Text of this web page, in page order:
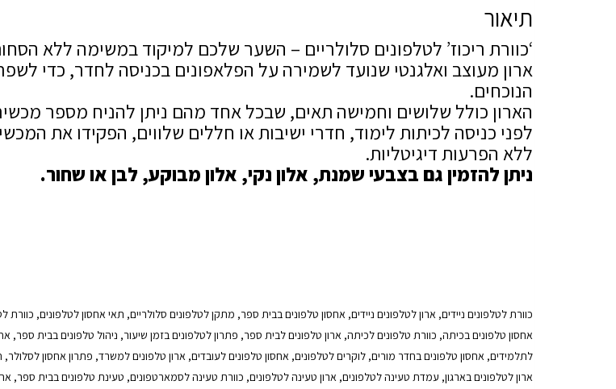
תיאור
‘כוורת ריכוז’ לטלפונים סלולריים – השער שלכם למיקוד במשימה ללא
ארון מעוצב ואלגנטי שנועד לשמירה על הפלאפונים בכניסה לחדר, כדי
הנוכחים.
הארון כולל שלושים וחמישה תאים, שבכל אחד מהם ניתן להניח מספר
לפני כניסה לכיתות לימוד, חדרי ישיבות או חללים שלווים, הפקידו את
ללא הפרעות דיגיטליות.
ניתן להזמין גם בצבעי שמנת, אלון נקי, אלון מבוקע, לבן או שחור.
כוורת לטלפונים ניידים, ארון לטלפונים ניידים, אחסון טלפונים בבית ספר, מתקן לטלפונים סלולריים, תאי אחסון לטלפונים,
אחסון טלפונים בכיתה, כוורת טלפונים לכיתה, ארון טלפונים לבית ספר, פתרון לטלפונים בזמן שיעור, ניהול טלפונים בבית ספר,
לתלמידים, אחסון טלפונים בחדר מורים, לוקרים לטלפונים, אחסון טלפונים לעובדים, ארון טלפונים למשרד, פתרון אחסון
ארון לטלפונים בארגון, עמדת טעינה לטלפונים, ארון טעינה לטלפונים, כוורת טעינה לסמארטפונים, טעינת טלפונים בבית